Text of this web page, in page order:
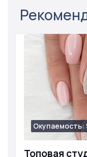
Топовая
Окупаемость: